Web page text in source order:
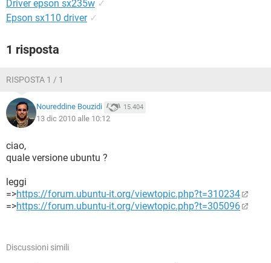
Driver epson sx235w ✓
Epson sx110 driver ✓
1 risposta
RISPOSTA 1 / 1
Noureddine Bouzidi 15.404
13 dic 2010 alle 10:12
ciao,
quale versione ubuntu ?
leggi
=>https://forum.ubuntu-it.org/viewtopic.php?t=310234
=>https://forum.ubuntu-it.org/viewtopic.php?t=305096
Discussioni simili